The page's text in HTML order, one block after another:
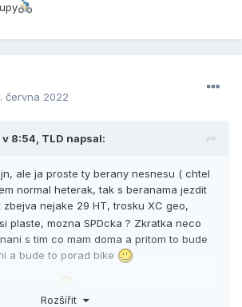
června 2022
v 8:54, TLD napsal:
ale ja proste ty berany nesnesu ( chtel
normal heterak, tak s beranama jezdit
zbejva nejake 29 HT, trosku XC geo,
plaste, mozna SPDcka ? Zkratka neco
s tim co mam doma a pritom to bude
a bude to porad bike
Rozšířit